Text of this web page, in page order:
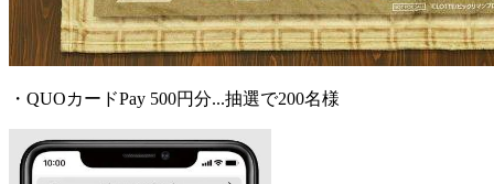
・QUOカードPay 500円分...抽選で200名様